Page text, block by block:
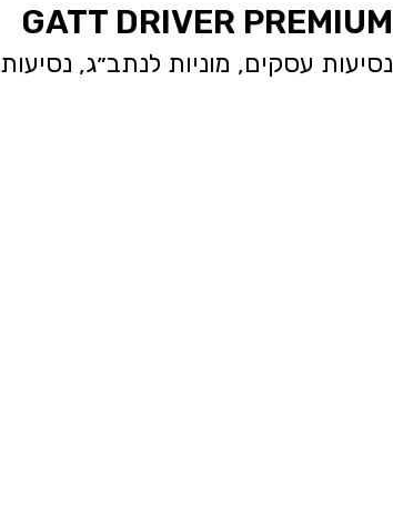
GATT DRIVER PREMIUM
נסיעות עסקים, מוניות לנתב״ג, נסיעות V.I.P